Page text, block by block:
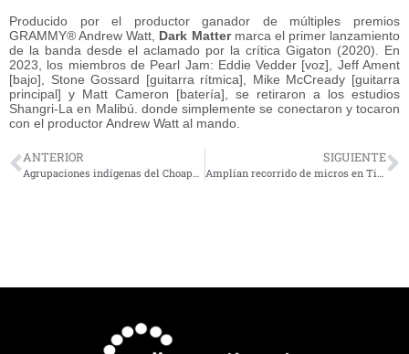
Producido por el productor ganador de múltiples premios
GRAMMY® Andrew Watt, Dark Mattermarca el primer lanzamiento
de la banda desde el aclamado por la crítica Gigaton (2020). En
2023, los miembros de Pearl Jam: Eddie Vedder [voz], Jeff Ament
[bajo], Stone Gossard [guitarra rítmica], Mike McCready [guitarra
principal] y Matt Cameron [batería], se retiraron a los estudios
Shangri-La en Malibú. donde simplemente se conectaron y tocaron
con el productor Andrew Watt al mando.
ANTERIOR SIGUIENTE